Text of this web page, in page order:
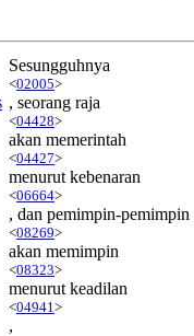
Sesungguhnya
<02005>
, seorang raja
<04428>
akan memerintah
<04427>
menurut kebenaran
<06664>
, dan pemimpin-pemimpin
<08269>
akan memimpin
<08323>
menurut keadilan
<04941 >
,